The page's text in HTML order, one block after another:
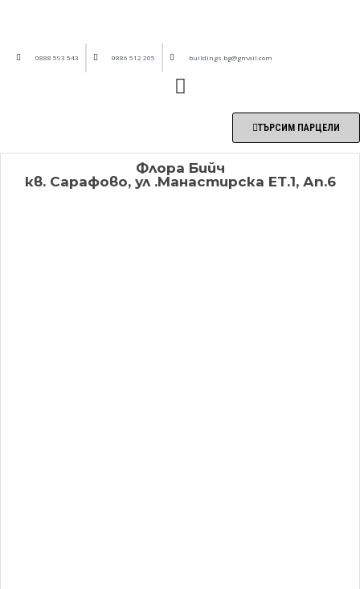
0888 593 543 0886 512 205 buildings.bg@gmail.com
ТЪРСИМ ПАРЦЕЛИ
Флора Бийч
кв. Сарафово, ул .Манастирска ЕТ.1, Ап.6